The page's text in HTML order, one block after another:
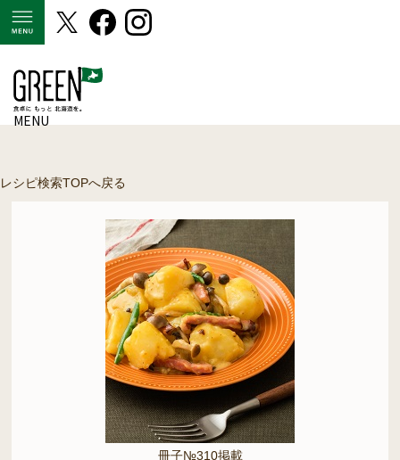
MENU
レシピ検索TOPへ戻る
冊子№310掲載